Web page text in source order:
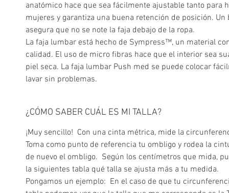
anatómico hace que sea fácilmente ajustable tanto para
mujeres y garantiza una buena retención de posición.
asegura que no se note la faja debajo de la ropa.
La faja lumbar está hecho de Sympress™, un material
calidad. El uso de micro fibras hace que el interior sea
piel seca. La faja lumbar Push med se puede colocar
lavar sin problemas.
¿CÓMO SABER CUÁL ES MI TALLA?
¡Muy sencillo! Con una cinta métrica, mide la
Toma como punto de referencia tu ombligo y rodea la
de nuevo el ombligo. Según los centímetros que mida,
la siguientes tabla qué talla se ajusta más a tu medida.
Pongamos un ejemplo: En el caso de que tu